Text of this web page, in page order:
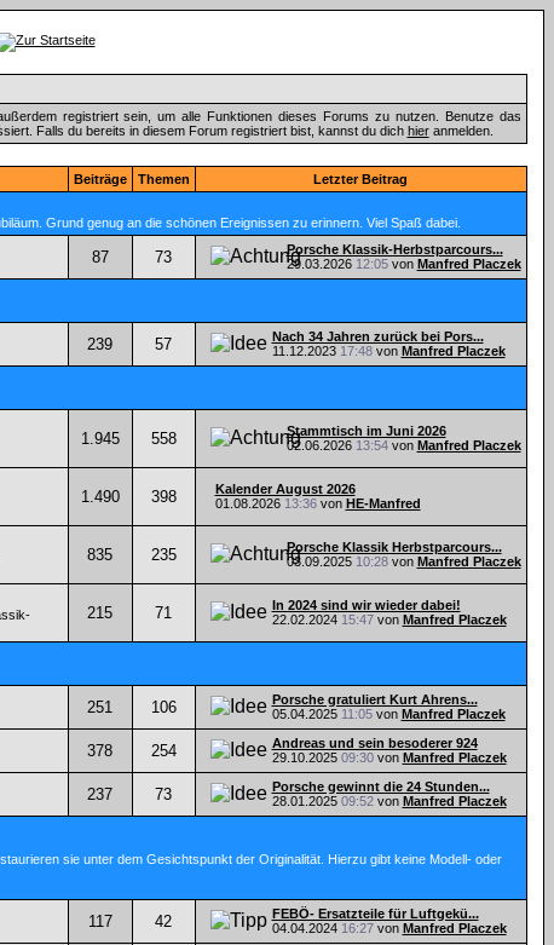
registriert sein, um alle Funktionen dieses Forums zu nutzen. Benutze das
Falls du bereits in diesem Forum registriert bist, kannst du dich hieranmelden.
Beiträge Themen Letzter Beitrag
Grund genug an die schönen Ereignissen zu erinnern. Viel Spaß dabei.
87 73
Porsche Klassik-Herbstparcours...
29.03.2026 12:05von Manfred Placzek
239 57
Nach 34 Jahren zurück bei Pors...
11.12.2023 17:48von Manfred Placzek
1.945 558
Stammtisch im Juni 2026
02.06.2026 13:54von Manfred Placzek
1.490 398
Kalender August 2026
01.08.2026 13:36von HE-Manfred
835 235
Porsche Klassik Herbstparcours...
03.09.2025 10:28von Manfred Placzek
215 71
In 2024 sind wir wieder dabei!
22.02.2024 15:47von Manfred Placzek
251 106
Porsche gratuliert Kurt Ahrens...
05.04.2025 11:05von Manfred Placzek
378 254
Andreas und sein besoderer 924
29.10.2025 09:30von Manfred Placzek
237 73
Porsche gewinnt die 24 Stunden...
28.01.2025 09:52von Manfred Placzek
sie unter dem Gesichtspunkt der Originalität. Hierzu gibt keine Modell- oder
117 42
FEBÖ- Ersatzteile für Luftgekü...
04.04.2024 16:27von Manfred Placzek